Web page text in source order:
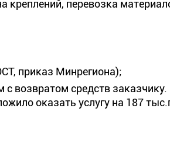
креплений, перевозка
приказ Минрегиона);
возвратом средств заказчику.
оказать услугу на 187